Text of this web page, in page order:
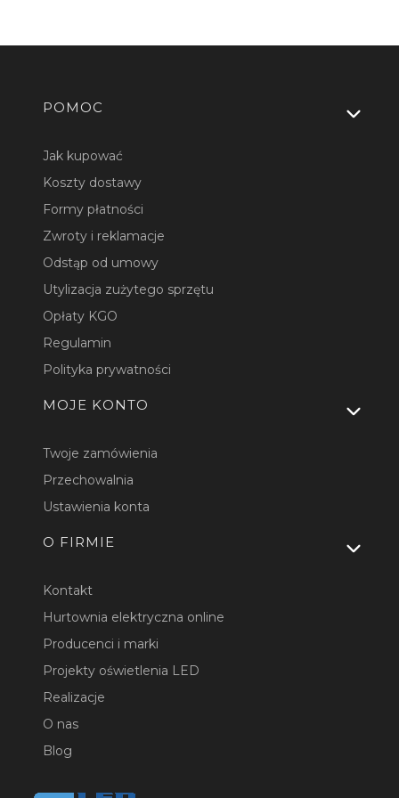
Linki w stopce
POMOC
Jak kupować
Koszty dostawy
Formy płatności
Zwroty i reklamacje
Odstąp od umowy
Utylizacja zużytego sprzętu
Opłaty KGO
Regulamin
Polityka prywatności
MOJE KONTO
Twoje zamówienia
Przechowalnia
Ustawienia konta
O FIRMIE
Kontakt
Hurtownia elektryczna online
Producenci i marki
Projekty oświetlenia LED
Realizacje
O nas
Blog